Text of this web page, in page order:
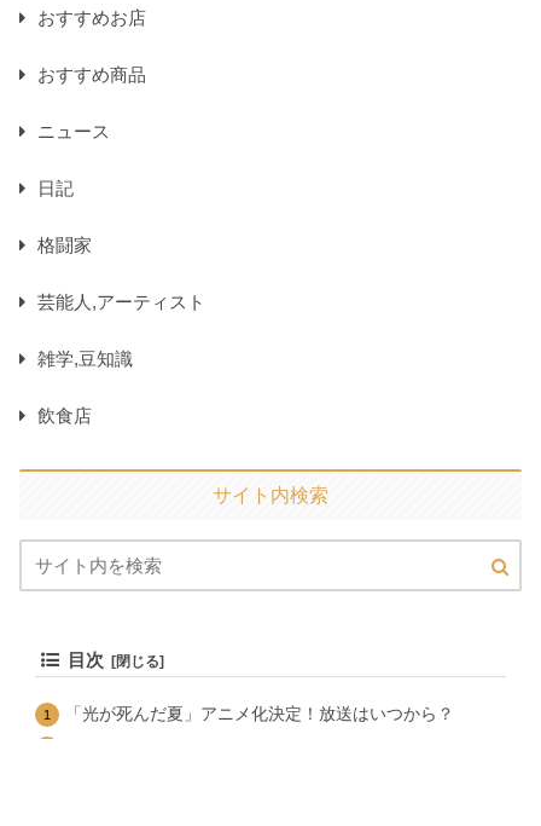
おすすめお店
おすすめ商品
ニュース
日記
格闘家
芸能人,アーティスト
雑学,豆知識
飲食店
サイト内検索
目次
「光が死んだ夏」アニメ化決定！放送はいつから？